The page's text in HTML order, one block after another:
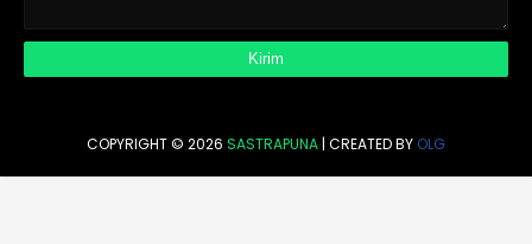
COPYRIGHT © 2026 SASTRAPUNA | CREATED BY OLG